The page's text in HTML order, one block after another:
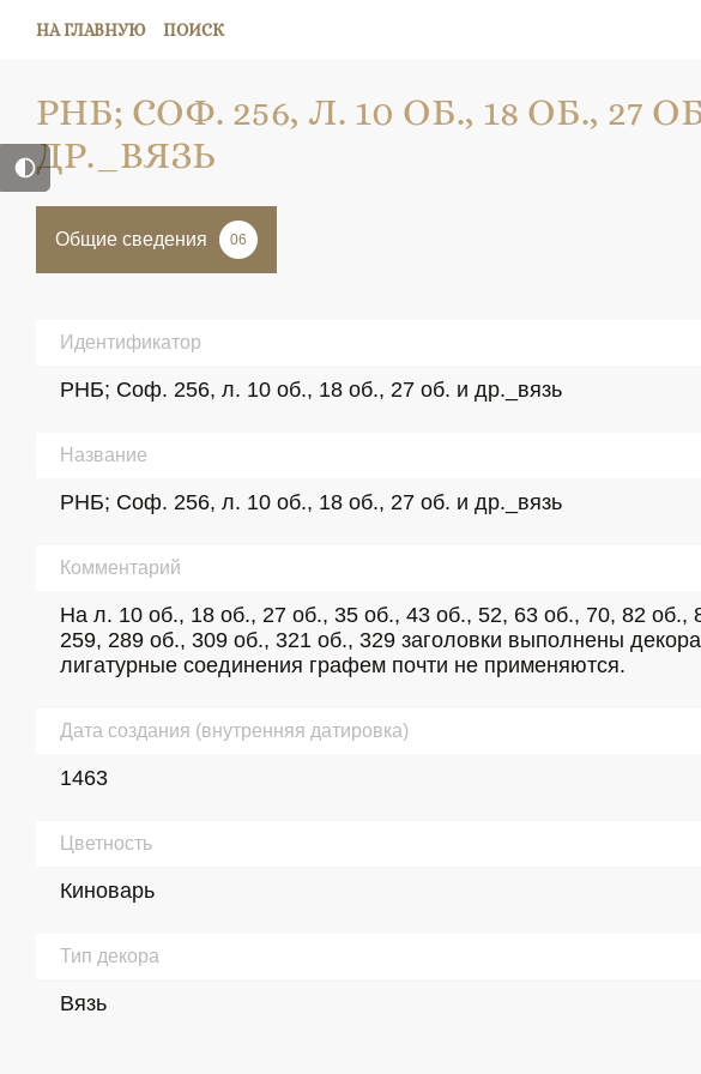
НА ГЛАВНУЮ ПОИСК
РНБ; СОФ. 256, Л. 10 ОБ., 18 ОБ., 27
ДР._ВЯЗЬ
Общие сведения 06
Идентификатор
РНБ; Соф. 256, л. 10 об., 18 об., 27 об. и др._вязь
Название
РНБ; Соф. 256, л. 10 об., 18 об., 27 об. и др._вязь
Комментарий
На л. 10 об., 18 об., 27 об., 35 об., 43 об., 52, 63 об., 70, 82
259, 289 об., 309 об., 321 об., 329 заголовки выполнены
лигатурные соединения графем почти не применяются.
Дата создания (внутренняя датировка)
1463
Цветность
Киноварь
Тип декора
Вязь